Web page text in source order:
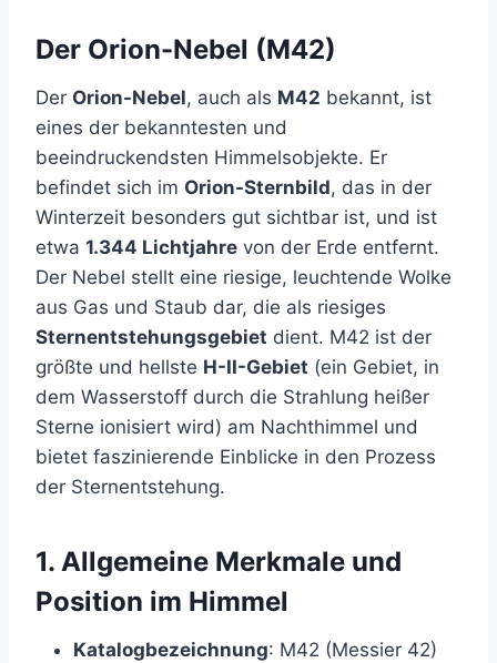
Der Orion-Nebel (M42)
Der Orion-Nebel, auch als M42 bekannt, ist
eines der bekanntesten und
beeindruckendsten Himmelsobjekte. Er
befindet sich im Orion-Sternbild, das in der
Winterzeit besonders gut sichtbar ist, und ist
etwa 1.344 Lichtjahre von der Erde entfernt.
Der Nebel stellt eine riesige, leuchtende Wolke
aus Gas und Staub dar, die als riesiges
Sternentstehungsgebiet dient. M42 ist der
größte und hellste H-II-Gebiet (ein Gebiet, in
dem Wasserstoff durch die Strahlung heißer
Sterne ionisiert wird) am Nachthimmel und
bietet faszinierende Einblicke in den Prozess
der Sternentstehung.
1. Allgemeine Merkmale und
Position im Himmel
Katalogbezeichnung: M42 (Messier 42)